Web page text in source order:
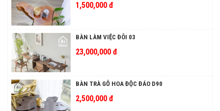
1,500,000 đ
BÀN LÀM VIỆC ĐÔI 03
23,000,000 đ
BÀN TRÀ GỖ HOA ĐỘC ĐÁO D90
2,500,000 đ